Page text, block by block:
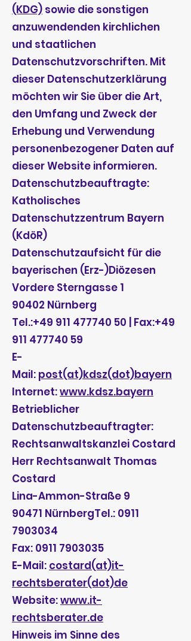
(KDG) sowie die sonstigen
anzuwendenden kirchlichen
und staatlichen
Datenschutzvorschriften. Mit
dieser Datenschutzerklärung
möchten wir Sie über die Art,
den Umfang und Zweck der
Erhebung und Verwendung
personenbezogener Daten auf
dieser Website informieren.
Datenschutzbeauftragte:
Katholisches
Datenschutzzentrum Bayern
(KdöR)
Datenschutzaufsicht für die
bayerischen (Erz-)Diözesen
Vordere Sterngasse 1
90402 Nürnberg
Tel.:+49 911 477740 50 | Fax:+49
911 477740 59
E-
Mail: post(at)kdsz(dot)bayern
Internet:www.kdsz.bayern
Betrieblicher
Datenschutzbeauftragter:
Rechtsanwaltskanzlei Costard
Herr Rechtsanwalt Thomas
Costard
Lina-Ammon-Straße 9
90471 NürnbergTel.: 0911
7903034
Fax: 0911 7903035
E-Mail: costard(at)it-
rechtsberater(dot)de
Website:www.it-
rechtsberater.de
Hinweis im Sinne des